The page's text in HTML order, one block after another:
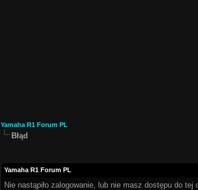
Yamaha R1 Forum PL
Błąd
Yamaha R1 Forum PL
Nie nastąpiło zalogowanie, lub nie masz dostępu do